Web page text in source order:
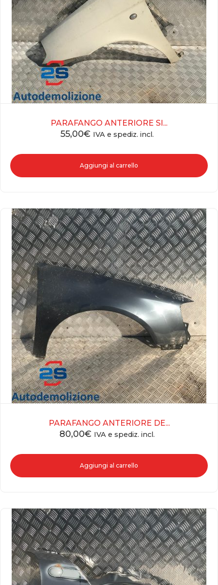
PARAFANGO ANTERIORE SI...
55,00€ IVA e spediz. incl.
Aggiungi al carrello
PARAFANGO ANTERIORE DE...
80,00€ IVA e spediz. incl.
Aggiungi al carrello